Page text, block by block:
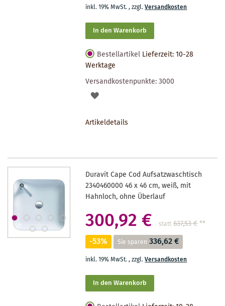
inkl. 19% MwSt.,zzgl.Versandkosten
In den Warenkorb
Bestellartikel Lieferzeit: 10-28
Werktage
Versandkostenpunkte:3000
AUF
Artikeldetails
Duravit Cape Cod Aufsatzwaschtisch
2340460000 46 x 46 cm, weiß, mit
Hahnloch, ohne Überlauf
300,92 € statt 637,53 €**
-53% Sie sparen 336,62 €
inkl. 19% MwSt.,zzgl.Versandkosten
In den Warenkorb